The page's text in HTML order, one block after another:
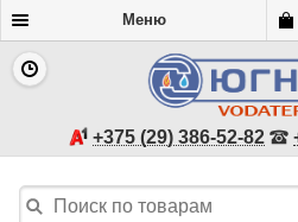
Меню
+375 (29) 386-52-82